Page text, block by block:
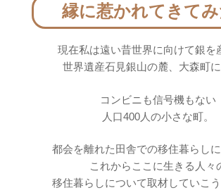
縁に惹かれてきて
現在私は遠い昔世界に向けて銀を
世界遺産石見銀山の麓、大森町に
コンビニも信号機もない
人口400人の小さな町。
都会を離れた田舎での移住暮らしに
これからここに生きる人々
移住暮らしについて取材していこう